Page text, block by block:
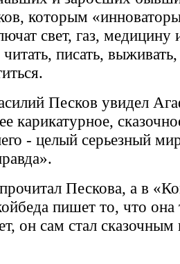
которым
свет, газ, медицину
писать,
Песков увидел
карикатурное,
- целый серьезный
Пескова, а в
пишет то, что
он сам стал сказочным